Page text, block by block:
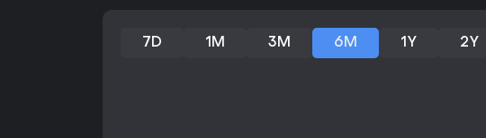
7D 1M 3M 6M 1Y 2Y